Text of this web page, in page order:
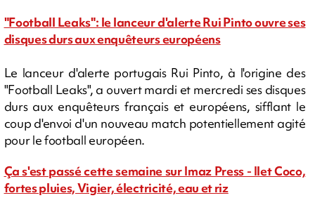
"Football Leaks": le lanceur d'alerte Rui Pinto ouvre ses
disques durs aux enquêteurs européens
Le lanceur d'alerte portugais Rui Pinto, à l'origine des
"Football Leaks", a ouvert mardi et mercredi ses disques
durs aux enquêteurs français et européens, sifflant le
coup d'envoi d'un nouveau match potentiellement agité
pour le football européen.
Ça s'est passé cette semaine sur Imaz Press - Ilet Coco,
fortes pluies, Vigier, électricité, eau et riz